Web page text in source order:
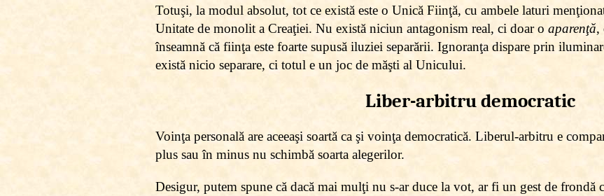
Totuşi, la modul absolut, tot ce există este o Unică Fiinţă, cu ambele laturi
Unitate de monolit a Creaţiei. Nu există niciun antagonism real, ci doar o aparenţă,
înseamnă că fiinţa este foarte supusă iluziei separării. Ignoranţa dispare prin
există nicio separare, ci totul e un joc de măşti al Unicului.
Liber-arbitru democratic
Voinţa personală are aceeaşi soartă ca şi voinţa democratică. Liberul-arbitru e
plus sau în minus nu schimbă soarta alegerilor.
Desigur, putem spune că dacă mai mulţi nu s-ar duce la vot, ar fi un gest de frondă